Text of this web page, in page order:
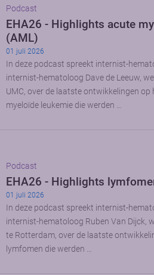
Podcast
EHA26 - Highlights acute
(AML)
01 juli 2026
In deze podcast spreekt internist-
internist-hematoloog Dave de Leeuw,
UMC, over de laatste ontwikkelingen op
myeloïde leukemie die werden …
Podcast
EHA26 - Highlights
01 juli 2026
In deze podcast spreekt internist-
internist-hematoloog Ruben Van Dijck,
te Rotterdam, over de laatste
lymfomen die werden …